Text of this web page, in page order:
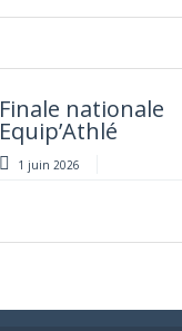
Finale nationale
Equip’Athlé
1 juin 2026
Marathon de
1 juin 2026